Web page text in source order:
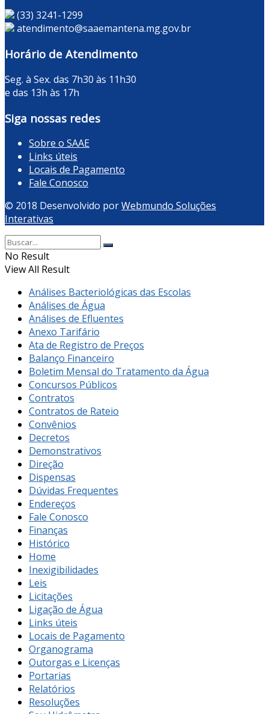
(33) 3241-1299
atendimento@saaemantena.mg.gov.br
Horário de Atendimento
Seg. à Sex. das 7h30 às 11h30
e das 13h às 17h
Siga nossas redes
Sobre o SAAE
Links úteis
Locais de Pagamento
Fale Conosco
© 2018 Desenvolvido porWebmundo Soluções
Interativas
No Result
View All Result
Análises Bacteriológicas das Escolas
Análises de Água
Análises de Efluentes
Anexo Tarifário
Ata de Registro de Preços
Balanço Financeiro
Boletim Mensal do Tratamento da Água
Concursos Públicos
Contratos
Contratos de Rateio
Convênios
Decretos
Demonstrativos
Direção
Dispensas
Dúvidas Frequentes
Endereços
Fale Conosco
Finanças
Histórico
Home
Inexigibilidades
Leis
Licitações
Ligação de Água
Links úteis
Locais de Pagamento
Organograma
Outorgas e Licenças
Portarias
Relatórios
Resoluções